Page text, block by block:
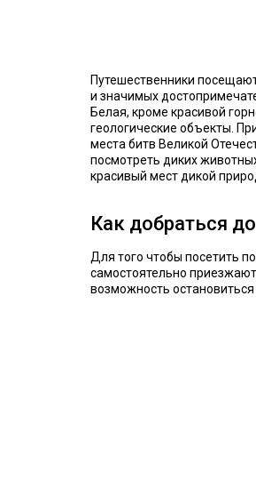
Путешественники
и значимых
Белая, кроме красивой
геологические объекты.
места битв Великой
посмотреть диких
красивый мест дикой
Как добраться
Для того чтобы посетить
самостоятельно
возможность